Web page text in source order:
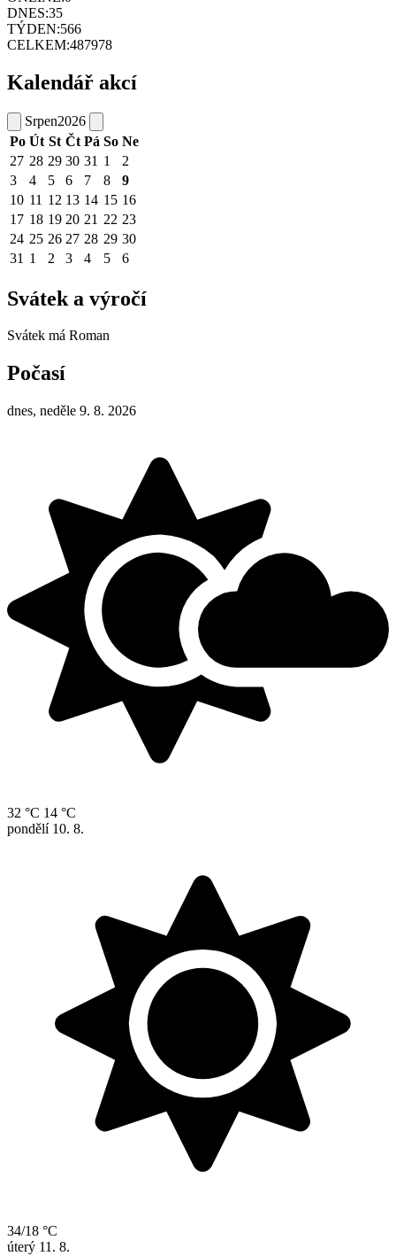
DNES:35
TÝDEN:566
CELKEM:487978
Kalendář akcí
Srpen2026
Po Út St Čt Pá So Ne
27 28 29 30 31 1
2
3
4 5 6 7 8
9
10 11 12 13 14 15 16
17 18 19 20 21 22 23
24 25 26 27 28 29 30
31 1 2 3 4 5 6
Svátek a výročí
Svátek má Roman
Počasí
dnes, neděle 9. 8. 2026
32 °C 14 °C
pondělí 10. 8.
34/18 °C
úterý 11. 8.